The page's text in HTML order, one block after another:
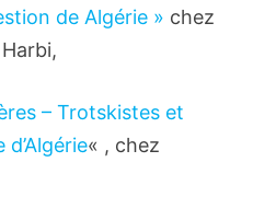
de Algérie » chez
– Trotskistes et
« , chez